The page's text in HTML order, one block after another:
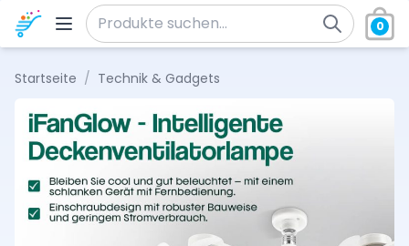
Zum Inhalt springen
Suche nach:
0
Startseite / Technik & Gadgets